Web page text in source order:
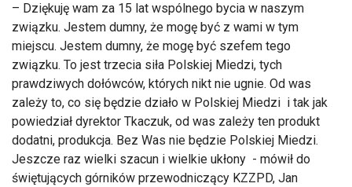
– Dziękuję wam za 15 lat wspólnego bycia w naszym
związku. Jestem dumny, że mogę być z wami w tym
miejscu. Jestem dumny, że mogę być szefem tego
związku. To jest trzecia siła Polskiej Miedzi, tych
prawdziwych dołówców, których nikt nie ugnie. Od was
zależy to, co się będzie działo w Polskiej Miedzi i tak jak
powiedział dyrektor Tkaczuk, od was zależy ten produkt
dodatni, produkcja. Bez Was nie będzie Polskiej Miedzi.
Jeszcze raz wielki szacun i wielkie ukłony - mówił do
świętujących górników przewodniczący KZZPD, Jan